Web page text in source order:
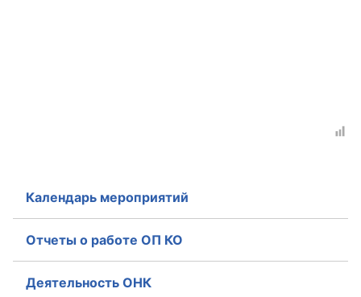
Календарь мероприятий
Отчеты о работе ОП КО
Деятельность ОНК